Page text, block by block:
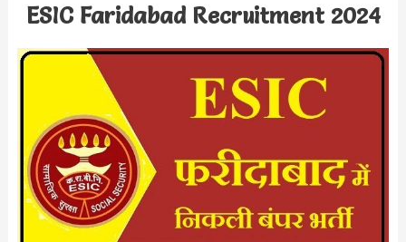
ESIC Faridabad Recruitment 2024